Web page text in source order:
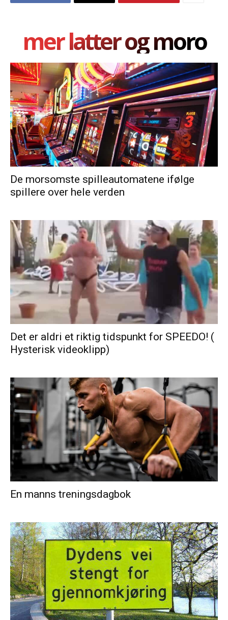
mer latter og moro
De morsomste spilleautomatene ifølge
spillere over hele verden
Det er aldri et riktig tidspunkt for SPEEDO! (
Hysterisk videoklipp)
En manns treningsdagbok